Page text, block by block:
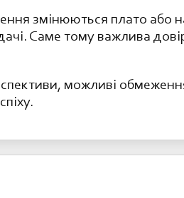
змінюються плато або
Саме тому важлива
можливі